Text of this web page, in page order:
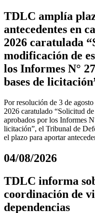
TDLC amplía
antecedentes en
2026 caratulada
modificación de
los Informes N°
bases de
Por resolución de 3 de
2026 caratulado “Solicitud
aprobados por los Informes
licitación”, el Tribunal de
el plazo para aportar
04/08/2026
TDLC informa
coordinación de
dependencias